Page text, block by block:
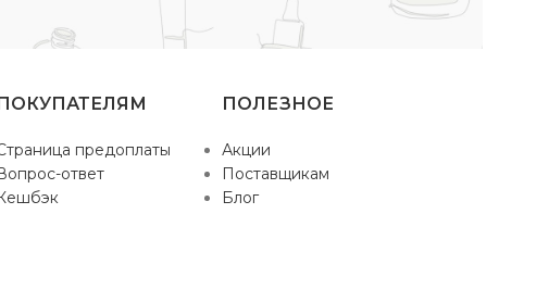
предоплаты
ответ
ПОЛЕЗНОЕ
Акции
Поставщикам
Блог